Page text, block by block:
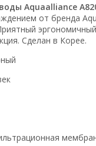
Aquaalliance
от бренда
Сделан в Корее.